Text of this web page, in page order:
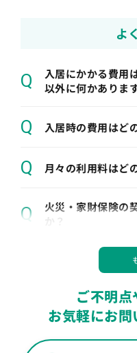
よ
Q
入居にかかる費用
以外に何かありま
Q 入居時の費用はど
Q 月々の利用料はど
Q
火災・家財保険の
か？
身元引受人がいな
居室には何が備え
Q ケアマネジャーは
ご不明点
お気軽にお問